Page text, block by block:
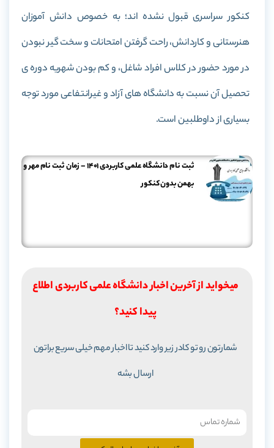
کنکور سراسری قبول نشده اند؛ به خصوص دانش آموزان
هنرستانی و کاردانش، راحت گرفتن امتحانات و سخت گیر نبودن
در مورد حضور در کلاس افراد شاغل، و کم بودن شهریه دوره ی
تحصیل آن نسبت به دانشگاه های آزاد و غیرانتفاعی مورد توجه
بسیاری از داوطلبین است.
ثبت نام دانشگاه علمی کاربردی 1401 – زمان ثبت نام مهر و
بهمن بدون کنکور
میخواید از آخرین اخبار دانشگاه علمی کاربردی اطلاع
پیدا کنید؟
شمارتون رو تو کادر زیر وارد کنید تا اخبار مهم خیلی سریع براتون
ارسال بشه